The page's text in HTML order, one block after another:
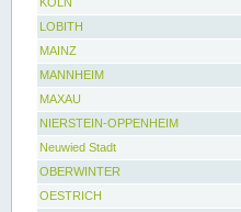
LOBITH
MAINZ
MANNHEIM
MAXAU
NIERSTEIN-OPPENHEIM
Neuwied Stadt
OBERWINTER
OESTRICH